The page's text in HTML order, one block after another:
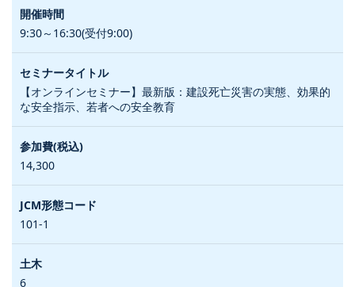
9:30～16:30(受付9:00)
【オンラインセミナー】最新版：建設死亡災害の実態、効果的
な安全指示、若者への安全教育
14,300
101-1
6